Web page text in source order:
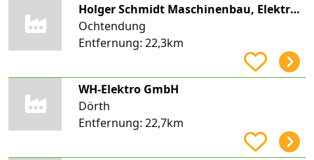
Holger Schmidt Maschinenbau, Elektrotechnik
Ochtendung
Entfernung: 22,3km
WH-Elektro GmbH
Dörth
Entfernung: 22,7km